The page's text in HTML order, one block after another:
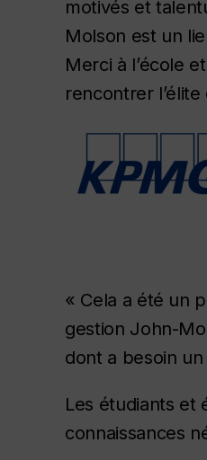
motivés et
Molson est un
Merci à l’école
rencontrer
« Cela a été un
gestion John-
dont a besoin
Les étudiants et
connaissances